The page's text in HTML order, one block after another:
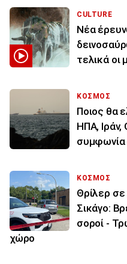
CULTURE
Νέα
τελικά οι
ΚΟΣΜΟΣ
Ποιος θα
ΗΠΑ, Ιράν,
συμφωνία
ΚΟΣΜΟΣ
Θρίλερ
Σικάγο:
σοροί -
χώρο